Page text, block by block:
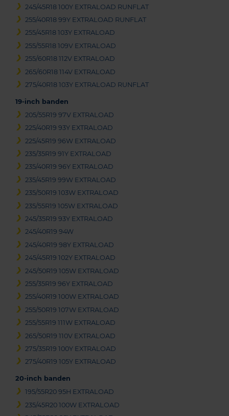
245/45R18 100Y EXTRALOAD RUNFLAT
255/40R18 99Y EXTRALOAD RUNFLAT
255/45R18 103Y EXTRALOAD
255/55R18 109V EXTRALOAD
255/60R18 112V EXTRALOAD
265/60R18 114V EXTRALOAD
275/40R18 103Y EXTRALOAD RUNFLAT
19-inch banden
205/55R19 97V EXTRALOAD
225/40R19 93Y EXTRALOAD
225/45R19 96W EXTRALOAD
235/35R19 91Y EXTRALOAD
235/40R19 96Y EXTRALOAD
235/45R19 99W EXTRALOAD
235/50R19 103W EXTRALOAD
235/55R19 105W EXTRALOAD
245/35R19 93Y EXTRALOAD
245/40R19 94W
245/40R19 98Y EXTRALOAD
245/45R19 102Y EXTRALOAD
245/50R19 105W EXTRALOAD
255/35R19 96Y EXTRALOAD
255/40R19 100W EXTRALOAD
255/50R19 107W EXTRALOAD
255/55R19 111W EXTRALOAD
265/50R19 110V EXTRALOAD
275/35R19 100Y EXTRALOAD
275/40R19 105Y EXTRALOAD
20-inch banden
195/55R20 95H EXTRALOAD
235/45R20 100W EXTRALOAD